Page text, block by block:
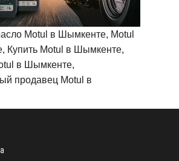
Motul в Шымкенте, Motul
Купить Motul в Шымкенте,
в Шымкенте,
продавец Motul в